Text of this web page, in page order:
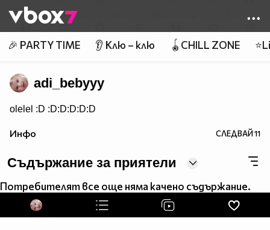
👾
🎉 PARTY TIME 👂 Клю – клю 🪀CHILL ZONE
adi_bebyyy
olelel :D :D:D:D:D:D
Инфо СЛЕДВАЙ11
Съдържание за приятели
Потребителят все още няма качено съдържание.